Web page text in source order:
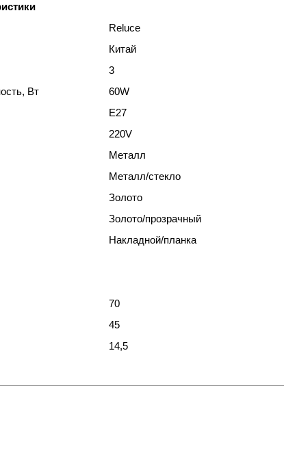
Reluce
Китай
3
Вт
60W
Е27
220V
Металл
Металл/стекло
Золото
Золото/прозрачный
Накладной/планка
70
45
14,5